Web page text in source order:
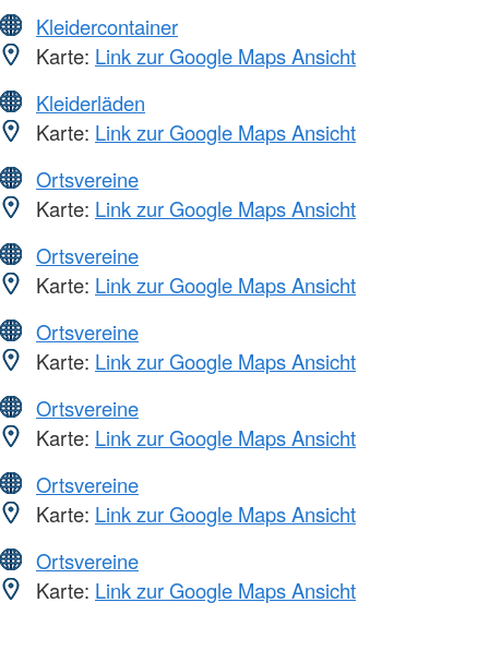
Kleidercontainer
Karte: Link zur Google Maps Ansicht
Kleiderläden
Karte: Link zur Google Maps Ansicht
Ortsvereine
Karte: Link zur Google Maps Ansicht
Ortsvereine
Karte: Link zur Google Maps Ansicht
Ortsvereine
Karte: Link zur Google Maps Ansicht
Ortsvereine
Karte: Link zur Google Maps Ansicht
Ortsvereine
Karte: Link zur Google Maps Ansicht
Ortsvereine
Karte: Link zur Google Maps Ansicht